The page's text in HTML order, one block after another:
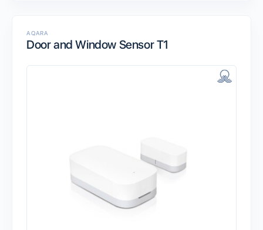
AQARA
Door and Window Sensor T1